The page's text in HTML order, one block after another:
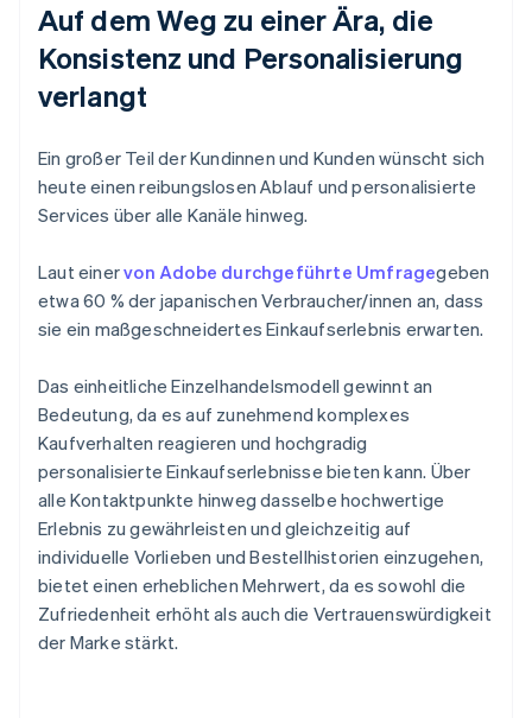
Auf dem Weg zu einer Ära, die
Konsistenz und Personalisierung
verlangt
Ein großer Teil der Kundinnen und Kunden wünscht sich
heute einen reibungslosen Ablauf und personalisierte
Services über alle Kanäle hinweg.
Laut einervon Adobe durchgeführte Umfragegeben
etwa 60 % der japanischen Verbraucher/innen an, dass
sie ein maßgeschneidertes Einkaufserlebnis erwarten.
Das einheitliche Einzelhandelsmodell gewinnt an
Bedeutung, da es auf zunehmend komplexes
Kaufverhalten reagieren und hochgradig
personalisierte Einkaufserlebnisse bieten kann. Über
alle Kontaktpunkte hinweg dasselbe hochwertige
Erlebnis zu gewährleisten und gleichzeitig auf
individuelle Vorlieben und Bestellhistorien einzugehen,
bietet einen erheblichen Mehrwert, da es sowohl die
Zufriedenheit erhöht als auch die Vertrauenswürdigkeit
der Marke stärkt.